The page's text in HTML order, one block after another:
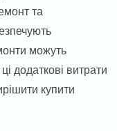
та
можуть
додаткові витрати
купити